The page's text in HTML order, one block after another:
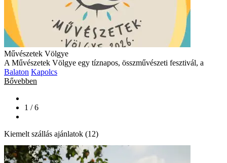
Művészetek Völgye
A Művészetek Völgye egy tíznapos, összművészeti fesztivál, a
Balaton Kapolcs
Bővebben
1 / 6
Kiemelt szállás ajánlatok (12)